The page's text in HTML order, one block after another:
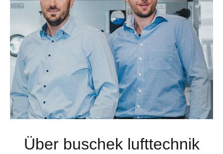
Über buschek lufttechnik